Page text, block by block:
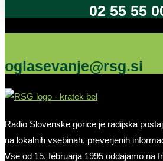
02 55 55
oglasevanje@rsg.si
Radio Slovenske gorice je radijska
na lokalnih vsebinah, preverjenih
Vse od 15. februarja 1995 oddajamo na